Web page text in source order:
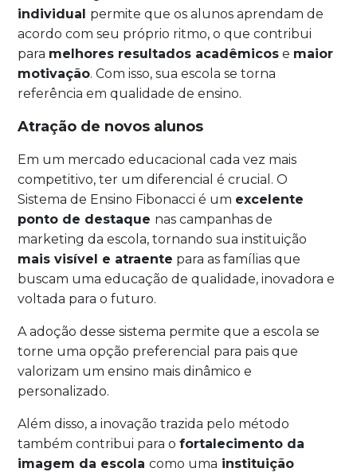
individual permite que os alunos aprendam de
acordo com seu próprio ritmo, o que contribui
para melhores resultados acadêmicos e maior
motivação. Com isso, sua escola se torna
referência em qualidade de ensino.
Atração de novos alunos
Em um mercado educacional cada vez mais
competitivo, ter um diferencial é crucial. O
Sistema de Ensino Fibonacci é um excelente
ponto de destaque nas campanhas de
marketing da escola, tornando sua instituição
mais visível e atraente para as famílias que
buscam uma educação de qualidade, inovadora e
voltada para o futuro.
A adoção desse sistema permite que a escola se
torne uma opção preferencial para pais que
valorizam um ensino mais dinâmico e
personalizado.
Além disso, a inovação trazida pelo método
também contribui para ofortalecimento da
imagem da escolacomo uma instituição